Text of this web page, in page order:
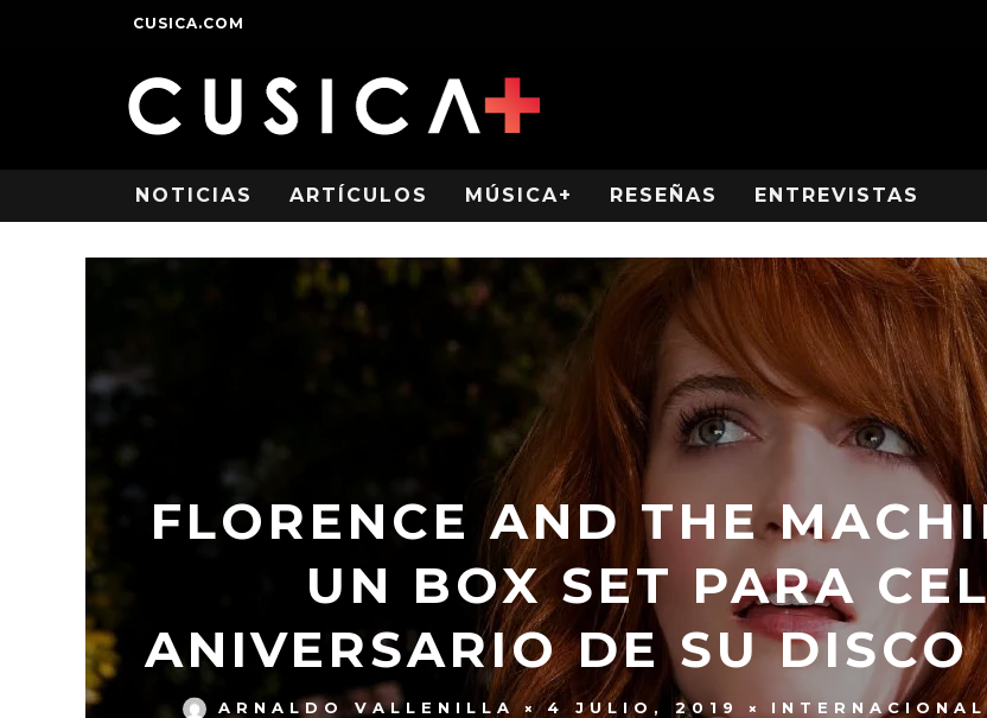
CUSICA.COM
NOTICIAS ARTÍCULOS MÚSICA+ RESEÑAS ENTREVISTAS
FLORENCE AND THE
UN BOX SET PARA
ANIVERSARIO DE SU DISCO
ARNALDO VALLENILLA 4 JULIO, 2019